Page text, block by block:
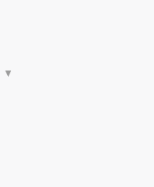
▼